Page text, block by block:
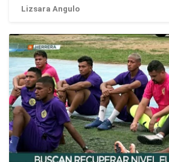
Lizsara Angulo